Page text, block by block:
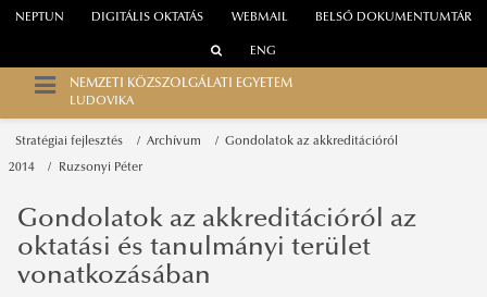
WEBMAIL
NEPTUN DIGITÁLIS OKTATÁS BELSŐ DOKUMENTUMTÁR
ENG
NEMZETI KÖZSZOLGÁLATI EGYETEM
LUDOVIKA
Stratégiai fejlesztés Archívum Gondolatok az akkreditációról
2014 Ruzsonyi Péter
Gondolatok az akkreditációról az
oktatási és tanulmányi terület
vonatkozásában